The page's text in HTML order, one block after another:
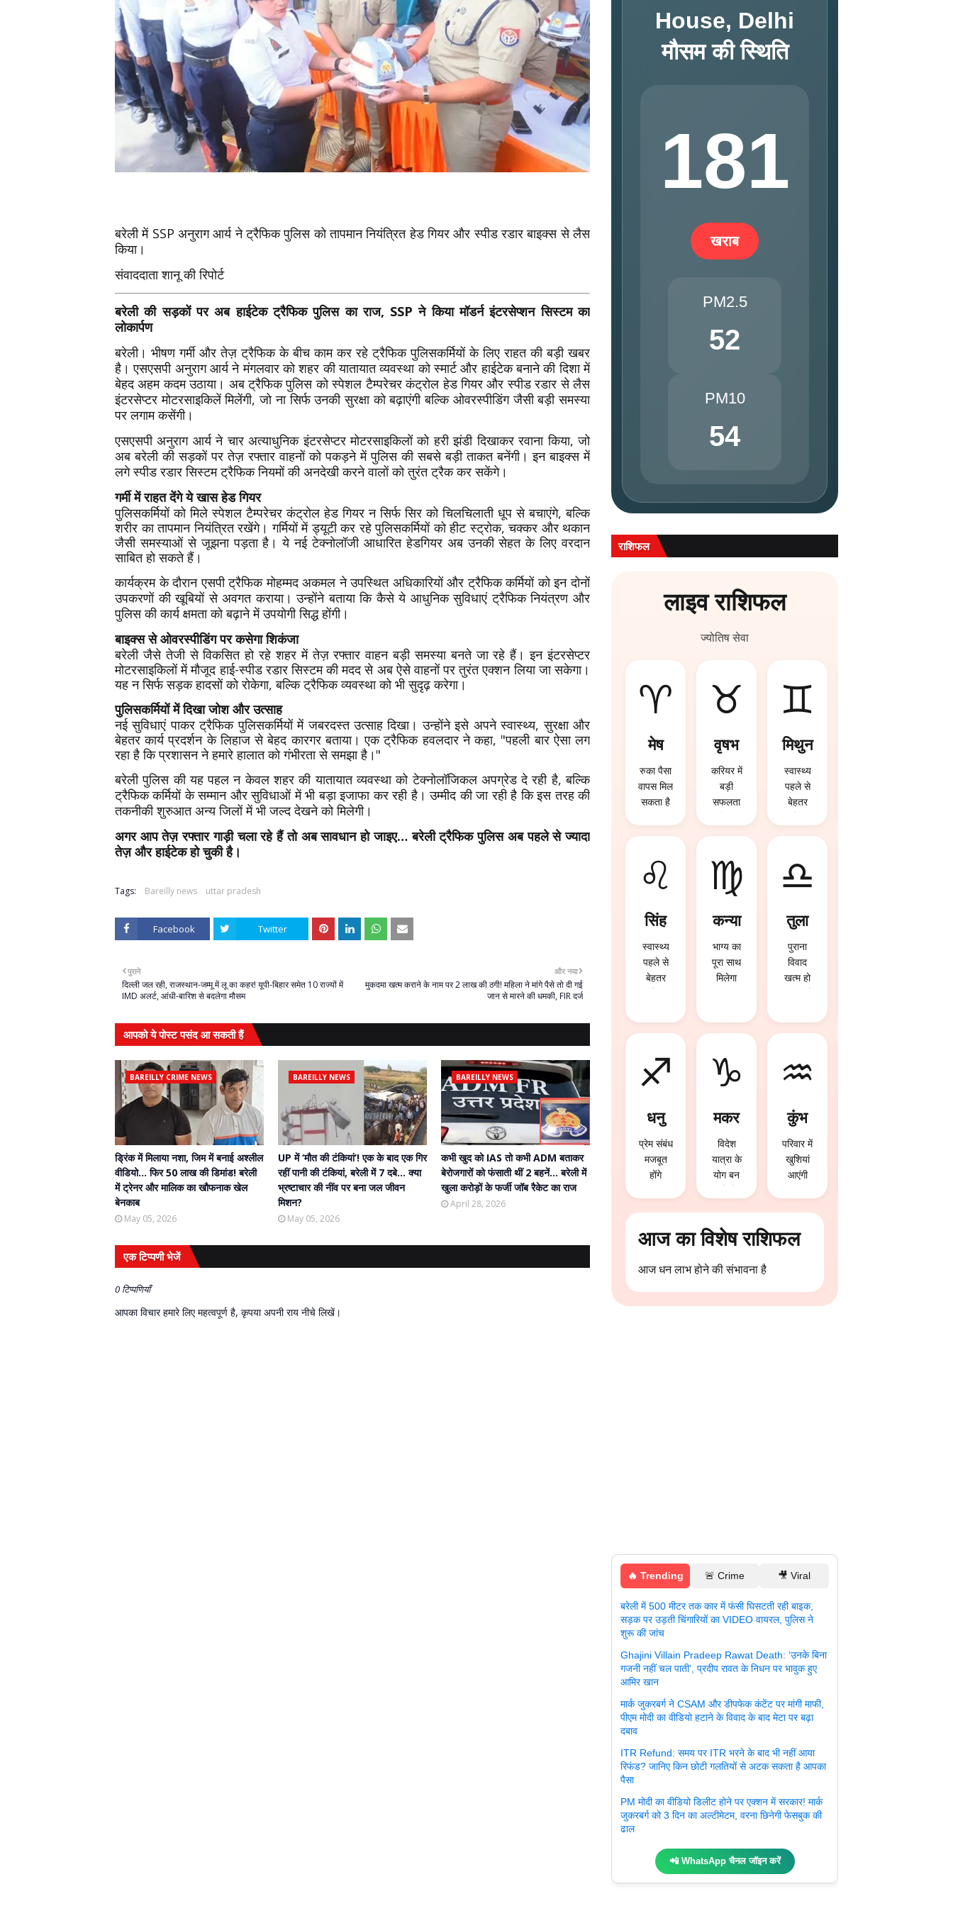
बरेली में SSP अनुराग आर्य ने ट्रैफिक पुलिस को तापमान नियंत्रित हेड गियर और स्पीड रडार बाइक्स से लैस
किया।
संवाददाता शानू की रिपोर्ट
बरेली की सड़कों पर अब हाईटेक ट्रैफिक पुलिस का राज, SSP ने किया मॉडर्न इंटरसेप्शन सिस्टम का
लोकार्पण
बरेली। भीषण गर्मी और तेज़ ट्रैफिक के बीच काम कर रहे ट्रैफिक पुलिसकर्मियों के लिए राहत की बड़ी खबर
है। एसएसपी अनुराग आर्य ने मंगलवार को शहर की यातायात व्यवस्था को स्मार्ट और हाईटेक बनाने की दिशा में
बेहद अहम कदम उठाया। अब ट्रैफिक पुलिस को स्पेशल टैम्परेचर कंट्रोल हेड गियर और स्पीड रडार से लैस
इंटरसेप्टर मोटरसाइकिलें मिलेंगी, जो ना सिर्फ उनकी सुरक्षा को बढ़ाएंगी बल्कि ओवरस्पीडिंग जैसी बड़ी समस्या
पर लगाम कसेंगी।
एसएसपी अनुराग आर्य ने चार अत्याधुनिक इंटरसेप्टर मोटरसाइकिलों को हरी झंडी दिखाकर रवाना किया, जो
अब बरेली की सड़कों पर तेज़ रफ्तार वाहनों को पकड़ने में पुलिस की सबसे बड़ी ताकत बनेंगी। इन बाइक्स में
लगे स्पीड रडार सिस्टम ट्रैफिक नियमों की अनदेखी करने वालों को तुरंत ट्रैक कर सकेंगे।
गर्मी में राहत देंगे ये खास हेड गियर
पुलिसकर्मियों को मिले स्पेशल टैम्परेचर कंट्रोल हेड गियर न सिर्फ सिर को चिलचिलाती धूप से बचाएंगे, बल्कि
शरीर का तापमान नियंत्रित रखेंगे। गर्मियों में ड्यूटी कर रहे पुलिसकर्मियों को हीट स्ट्रोक, चक्कर और थकान
जैसी समस्याओं से जूझना पड़ता है। ये नई टेक्नोलॉजी आधारित हेडगियर अब उनकी सेहत के लिए वरदान
साबित हो सकते हैं।
कार्यक्रम के दौरान एसपी ट्रैफिक मोहम्मद अकमल ने उपस्थित अधिकारियों और ट्रैफिक कर्मियों को इन दोनों
उपकरणों की खूबियों से अवगत कराया। उन्होंने बताया कि कैसे ये आधुनिक सुविधाएं ट्रैफिक नियंत्रण और
पुलिस की कार्य क्षमता को बढ़ाने में उपयोगी सिद्ध होंगी।
बाइक्स से ओवरस्पीडिंग पर कसेगा शिकंजा
बरेली जैसे तेजी से विकसित हो रहे शहर में तेज़ रफ्तार वाहन बड़ी समस्या बनते जा रहे हैं। इन इंटरसेप्टर
मोटरसाइकिलों में मौजूद हाई-स्पीड रडार सिस्टम की मदद से अब ऐसे वाहनों पर तुरंत एक्शन लिया जा सकेगा।
यह न सिर्फ सड़क हादसों को रोकेगा, बल्कि ट्रैफिक व्यवस्था को भी सुदृढ़ करेगा।
पुलिसकर्मियों में दिखा जोश और उत्साह
नई सुविधाएं पाकर ट्रैफिक पुलिसकर्मियों में जबरदस्त उत्साह दिखा। उन्होंने इसे अपने स्वास्थ्य, सुरक्षा और
बेहतर कार्य प्रदर्शन के लिहाज से बेहद कारगर बताया। एक ट्रैफिक हवलदार ने कहा, "पहली बार ऐसा लग
रहा है कि प्रशासन ने हमारे हालात को गंभीरता से समझा है।"
बरेली पुलिस की यह पहल न केवल शहर की यातायात व्यवस्था को टेक्नोलॉजिकल अपग्रेड दे रही है, बल्कि
ट्रैफिक कर्मियों के सम्मान और सुविधाओं में भी बड़ा इजाफा कर रही है। उम्मीद की जा रही है कि इस तरह की
तकनीकी शुरुआत अन्य जिलों में भी जल्द देखने को मिलेगी।
अगर आप तेज़ रफ्तार गाड़ी चला रहे हैं तो अब सावधान हो जाइए… बरेली ट्रैफिक पुलिस अब पहले से ज्यादा
तेज़ और हाईटेक हो चुकी है।
Tags: Bareilly news uttar pradesh
Facebook Twitter
और नया
मुकदमा खत्म कराने के नाम पर 2 लाख की ठगी! महिला ने मांगे पैसे तो दी गई
जान से मारने की धमकी, FIR दर्ज
पुराने
दिल्ली जल रही, राजस्थान-जम्मू में लू का कहर! यूपी-बिहार समेत 10 राज्यों में
IMD अलर्ट, आंधी-बारिश से बदलेगा मौसम
आपको ये पोस्ट पसंद आ सकती हैं
BAREILLY CRIME NEWS
ड्रिंक में मिलाया नशा, जिम में बनाई अश्लील
वीडियो… फिर 50 लाख की डिमांड! बरेली
में ट्रेनर और मालिक का खौफनाक खेल
बेनकाब
May 05, 2026
BAREILLY NEWS
UP में ‘मौत की टंकियां’! एक के बाद एक गिर
रहीं पानी की टंकियां, बरेली में 7 दबे… क्या
भ्रष्टाचार की नींव पर बना जल जीवन
मिशन?
May 05, 2026
BAREILLY NEWS
कभी खुद को IAS तो कभी ADM बताकर
बेरोजगारों को फंसाती थीं 2 बहनें… बरेली में
खुला करोड़ों के फर्जी जॉब रैकेट का राज
April 28, 2026
एक टिप्पणी भेजें
0 टिप्पणियाँ
आपका विचार हमारे लिए महत्वपूर्ण है, कृपया अपनी राय नीचे लिखें।
House, Delhi
मौसम की स्थिति
181
खराब
PM2.5
52
PM10
54
राशिफल
लाइव राशिफल
ज्योतिष सेवा
♈
मेष
रुका पैसा
वापस मिल
सकता है
♉
वृषभ
करियर में
बड़ी
सफलता
♊
मिथुन
स्वास्थ्य
पहले से
बेहतर
♌
सिंह
स्वास्थ्य
पहले से
बेहतर
♍
कन्या
भाग्य का
पूरा साथ
मिलेगा
♎
तुला
पुराना
विवाद
खत्म हो
♐
धनु
प्रेम संबंध
मजबूत
होंगे
♑
मकर
विदेश
यात्रा के
योग बन
♒
कुंभ
परिवार में
खुशियां
आएंगी
आज का विशेष राशिफल
आज धन लाभ होने की संभावना है
🔥 Trending 🚨 Crime 🎥 Viral
बरेली में 500 मीटर तक कार में फंसी घिसटती रही बाइक,
सड़क पर उड़ती चिंगारियों का VIDEO वायरल, पुलिस ने
शुरू की जांच
Ghajini Villain Pradeep Rawat Death: ‘उनके बिना
गजनी नहीं चल पाती’, प्रदीप रावत के निधन पर भावुक हुए
आमिर खान
मार्क जुकरबर्ग ने CSAM और डीपफेक कंटेंट पर मांगी माफी,
पीएम मोदी का वीडियो हटाने के विवाद के बाद मेटा पर बढ़ा
दबाव
ITR Refund: समय पर ITR भरने के बाद भी नहीं आया
रिफंड? जानिए किन छोटी गलतियों से अटक सकता है आपका
पैसा
PM मोदी का वीडियो डिलीट होने पर एक्शन में सरकार! मार्क
जुकरबर्ग को 3 दिन का अल्टीमेटम, वरना छिनेगी फेसबुक की
ढाल
📲 WhatsApp चैनल जॉइन करें